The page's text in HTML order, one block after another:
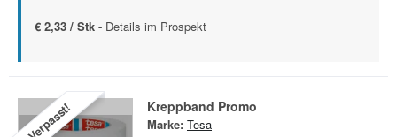
€ 2,33 / Stk - Details im Prospekt
Verpasst! Kreppband Promo
Marke: Tesa